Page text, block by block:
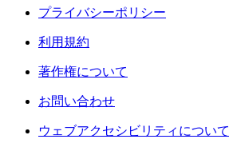
プライバシーポリシー
利用規約
著作権について
お問い合わせ
ウェブアクセシビリティについて